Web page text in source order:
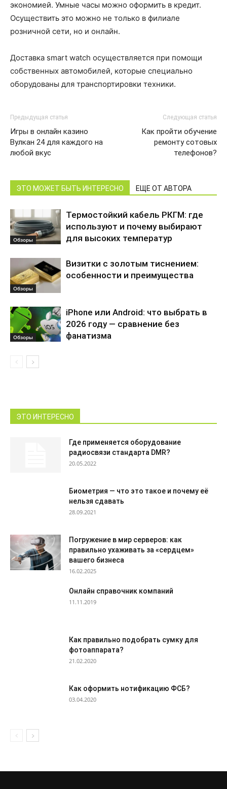
экономией. Умные часы можно оформить в кредит.
Осуществить это можно не только в филиале
розничной сети, но и онлайн.
Доставка smart watch осуществляется при помощи
собственных автомобилей, которые специально
оборудованы для транспортировки техники.
Предыдущая статья
Игры в онлайн казино
Вулкан 24 для каждого на
любой вкус
Следующая статья
Как пройти обучение
ремонту сотовых
телефонов?
ЭТО МОЖЕТ БЫТЬ ИНТЕРЕСНО ЕЩЕ ОТ АВТОРА
Обзоры
Термостойкий кабель РКГМ: где
используют и почему выбирают
для высоких температур
Обзоры
Визитки с золотым тиснением:
особенности и преимущества
Обзоры
iPhone или Android: что выбрать в
2026 году — сравнение без
фанатизма
ЭТО ИНТЕРЕСНО
Где применяется оборудование
радиосвязи стандарта DMR?
20.05.2022
Биометрия — что это такое и почему её
нельзя сдавать
28.09.2021
Погружение в мир серверов: как
правильно ухаживать за «сердцем»
вашего бизнеса
16.02.2025
Онлайн справочник компаний
11.11.2019
Как правильно подобрать сумку для
фотоаппарата?
21.02.2020
Как оформить нотификацию ФСБ?
03.04.2020